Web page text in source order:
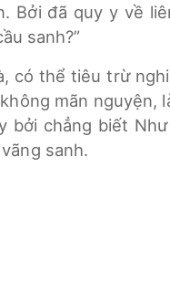
Bởi đã quy y về
sanh?”
có thể tiêu trừ
mãn
bởi chẳng biết
sanh.